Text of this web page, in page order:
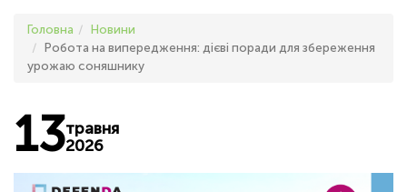
MARKET
DEFENDA
НОВИНИ
КОНТАКТИ
Головна
Новини
Робота на випередження: дієві поради для збереження
урожаю соняшнику
13травня
2026